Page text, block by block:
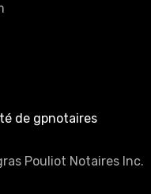
de gpnotaires
Pouliot Notaires Inc.